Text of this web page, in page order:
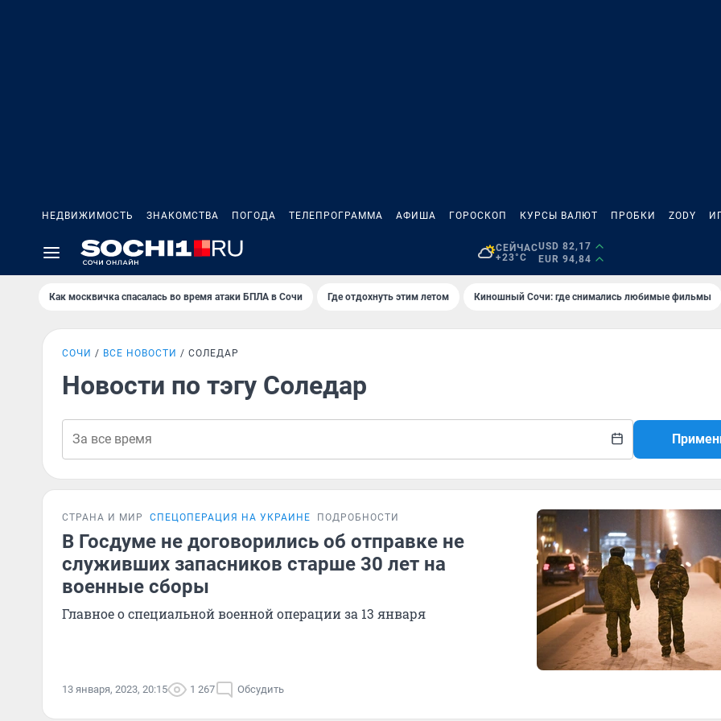
НЕДВИЖИМОСТЬ ЗНАКОМСТВА ПОГОДА ТЕЛЕПРОГРАММА АФИША ГОРОСКОП КУРСЫ ВАЛЮТ ПРОБКИ ZODY
СЕЙЧАС
+23°C
USD 82,17
EUR 94,84
Как москвичка спасалась во время атаки БПЛА в Сочи Где отдохнуть этим летом Киношный Сочи: где снимались любимые фильмы
СОЧИ ВСЕ НОВОСТИ СОЛЕДАР
Новости по тэгу Соледар
СТРАНА И МИР СПЕЦОПЕРАЦИЯ НА УКРАИНЕ ПОДРОБНОСТИ
В Госдуме не договорились об отправке не
служивших запасников старше 30 лет на
военные сборы
Главное о специальной военной операции за 13 января
13 января, 2023, 20:15 1 267 Обсудить